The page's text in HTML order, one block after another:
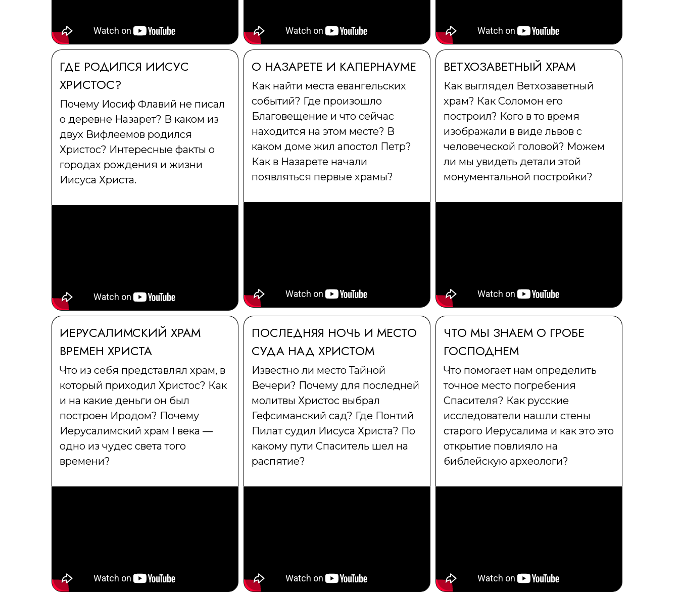
ГДЕ РОДИЛСЯ ИИСУС
ХРИСТОС?
Почему Иосиф Флавий не писал
о деревне Назарет? В каком из
двух Вифлеемов родился
Христос? Интересные факты о
городах рождения и жизни
Иисуса Христа.
О НАЗАРЕТЕ И КАПЕРНАУМЕ
Как найти места евангельских
событий? Где произошло
Благовещение и что сейчас
находится на этом месте? В
каком доме жил апостол Петр?
Как в Назарете начали
появляться первые храмы?
ВЕТХОЗАВЕТНЫЙ ХРАМ
Как выглядел Ветхозаветный
храм? Как Соломон его
построил? Кого в то время
изображали в виде львов с
человеческой головой? Можем
ли мы увидеть детали этой
монументальной постройки?
ИЕРУСАЛИМСКИЙ ХРАМ
ВРЕМЕН ХРИСТА
Что из себя представлял храм, в
который приходил Христос? Как
и на какие деньги он был
построен Иродом? Почему
Иерусалимский храм I века —
одно из чудес света того
времени?
ПОСЛЕДНЯЯ НОЧЬ И МЕСТО
СУДА НАД ХРИСТОМ
Известно ли место Тайной
Вечери? Почему для последней
молитвы Христос выбрал
Гефсиманский сад? Где Понтий
Пилат судил Иисуса Христа? По
какому пути Спаситель шел на
распятие?
ЧТО МЫ ЗНАЕМ О ГРОБЕ
ГОСПОДНЕМ
Что помогает нам определить
точное место погребения
Спасителя? Как русские
исследователи нашли стены
старого Иерусалима и как это это
открытие повлияло на
библейскую археологи?